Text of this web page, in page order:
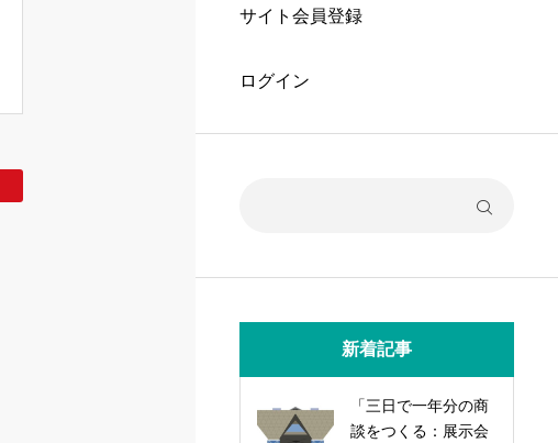
サイト会員登録
ログイン
新着記事
「三日で一年分の商
談をつくる：展示会